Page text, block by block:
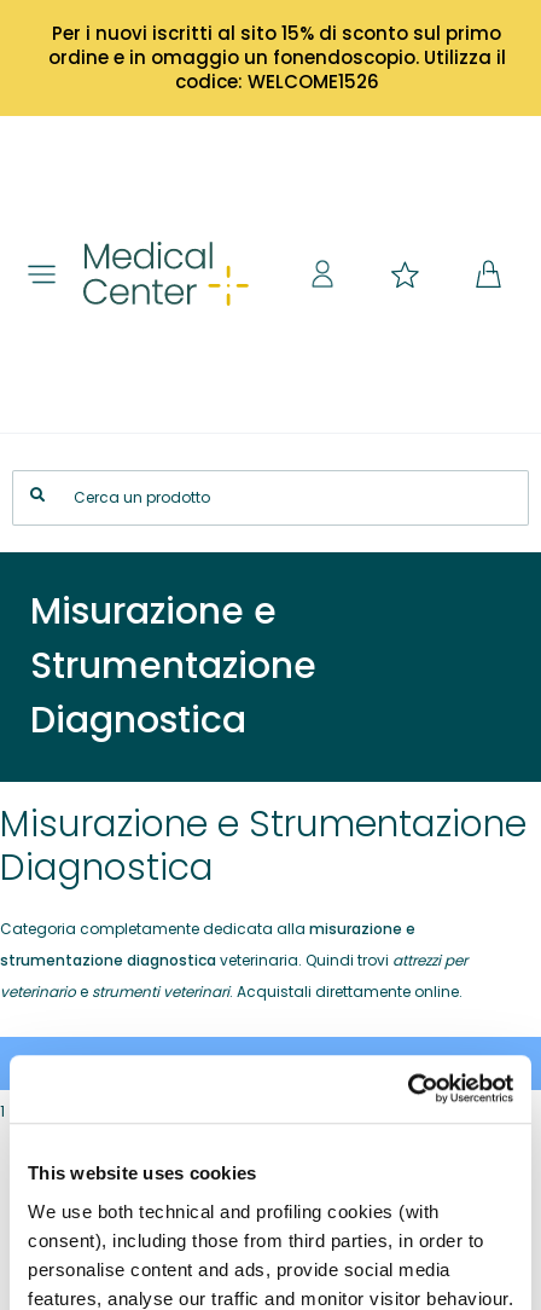
This website uses cookies
We use both technical and profiling cookies (with
consent), including those from third parties, in order to
personalise content and ads, provide social media
features, analyse our traffic and monitor visitor behaviour.
Per i nuovi iscritti al sito 15% di sconto sul primo
ordine e in omaggio un fonendoscopio. Utilizza il
codice: WELCOME1526
Misurazione e
Strumentazione
Diagnostica
Misurazione e Strumentazione
Diagnostica
Categoria completamente dedicata alla misurazione e
strumentazione diagnosticaveterinaria. Quindi trovi attrezzi per
veterinarioe strumenti veterinari. Acquistali direttamente online.
1